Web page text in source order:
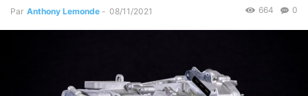
Par Anthony Lemonde - 08/11/2021 0
664